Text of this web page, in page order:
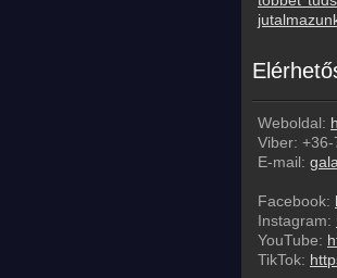
Weboldal:
Viber: +36-
E-mail:
Facebook:
Instagram:
YouTube:
TikTok: